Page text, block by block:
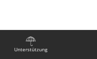
Unterstützung